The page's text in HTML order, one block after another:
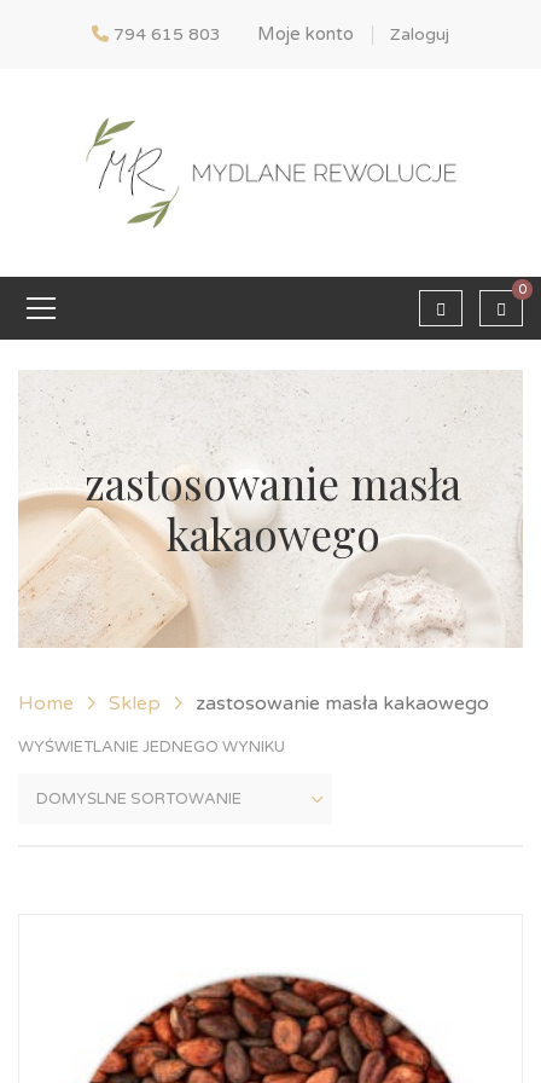
794 615 803 Moje konto Zaloguj
0
zastosowanie masła
kakaowego
Home Sklep zastosowanie masła kakaowego
WYŚWIETLANIE JEDNEGO WYNIKU